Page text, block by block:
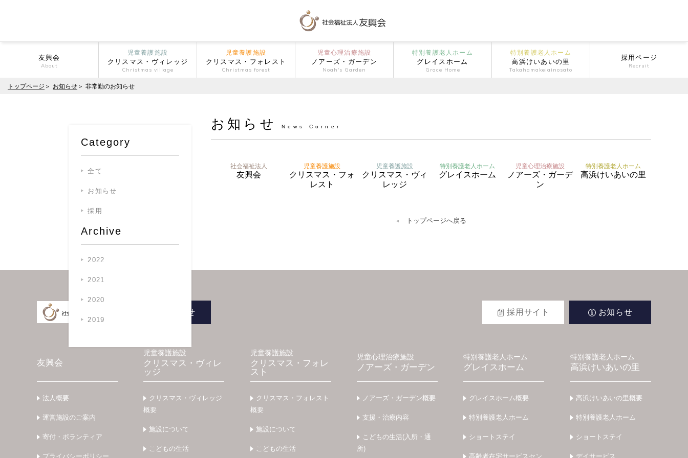
友興会
About
児童養護施設
クリスマス・ヴィレッジ
Christmas village
児童養護施設
クリスマス・フォレスト
Christmas forest
児童心理治療施設
ノアーズ・ガーデン
Noah's Garden
特別養護老人ホーム
グレイスホーム
Grace Home
特別養護老人ホーム
高浜けいあいの里
Takahamakeiainosato
採用ページ
Recruit
トップページ お知らせ 非常勤のお知らせ
お知らせ News Corner
社会福祉法人
友興会
児童養護施設
クリスマス・フォ
レスト
児童養護施設
クリスマス・ヴィ
レッジ
特別養護老人ホーム
グレイスホーム
児童心理治療施設
ノアーズ・ガーデ
ン
特別養護老人ホーム
高浜けいあいの里
トップページへ戻る
Category
全て
お知らせ
採用
Archive
2022
2021
2020
2019
お問い合わせ 採用サイト お知らせ
友興会
法人概要
運営施設のご案内
寄付・ボランティア
プライバシーポリシー
児童養護施設
クリスマス・ヴィレ
ッジ
クリスマス・ヴィレッジ
概要
施設について
こどもの生活
児童養護施設
クリスマス・フォレ
スト
クリスマス・フォレスト
概要
施設について
こどもの生活
児童心理治療施設
ノアーズ・ガーデン
ノアーズ・ガーデン概要
支援・治療内容
こどもの生活(入所・通
所)
特別養護老人ホーム
グレイスホーム
グレイスホーム概要
特別養護老人ホーム
ショートステイ
高齢者在宅サービスセン
特別養護老人ホーム
高浜けいあいの里
高浜けいあいの里概要
特別養護老人ホーム
ショートステイ
デイサービス